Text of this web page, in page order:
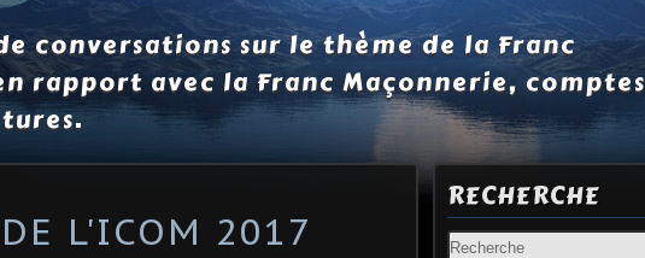
conversations sur le thème de la Franc
rapport avec la Franc Maçonnerie, comptes
L'ICOM 2017
RECHERCHE